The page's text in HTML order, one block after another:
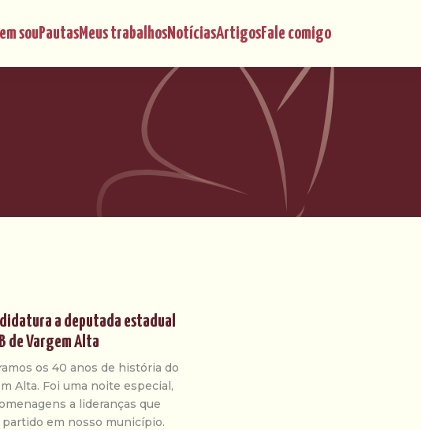
sou PautasMeus trabalhosNotíciasArtigosFale comigo
a deputada estadual
de Vargem Alta
os 40 anos de história do
Alta. Foi uma noite especial,
a lideranças que
em nosso município.